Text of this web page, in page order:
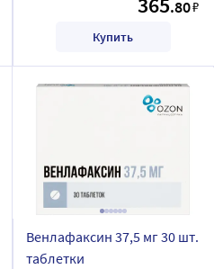
.80₽
Купить
Венлафаксин 37,5 мг 30 шт.
таблетки